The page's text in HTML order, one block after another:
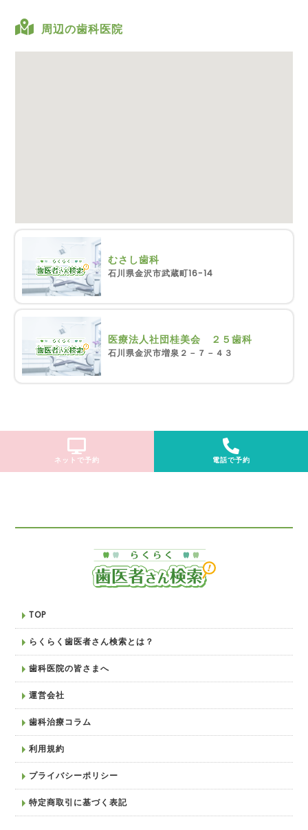
周辺の歯科医院
むさし歯科
石川県金沢市武蔵町16-14
医療法人社団桂美会 ２５歯科
石川県金沢市増泉２－７－４３
ネットで予約 電話で予約
TOP
らくらく歯医者さん検索とは？
歯科医院の皆さまへ
運営会社
歯科治療コラム
利用規約
プライバシーポリシー
特定商取引に基づく表記